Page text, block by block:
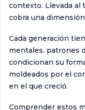
contexto. Llevada al
cobra una
Cada generación
mentales, patrones
condicionan su
moldeados por el
en el que creció.
Comprender estos